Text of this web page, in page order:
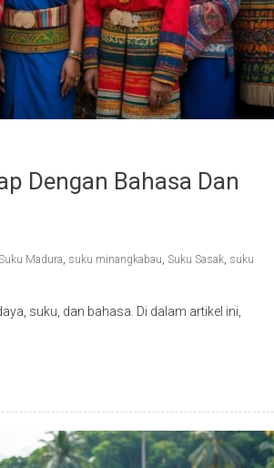
Dengan Bahasa Dan
Madura, suku minangkabau, Suku Sasak, suku
suku, dan bahasa. Di dalam artikel ini,